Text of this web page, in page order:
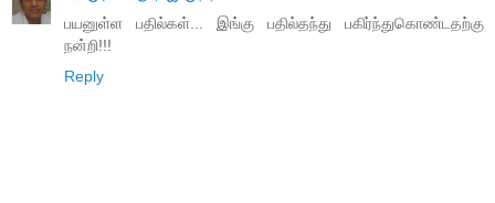
பயனுள்ள பதில்கள்... இங்கு பதில்தந்து பகிர்ந்துகொண்டதற்கு
நன்றி!!!
Reply